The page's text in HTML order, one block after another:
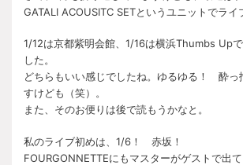
GATALI ACOUSITC SETというユニットでライ
1/12は京都紫明会館、1/16は横浜Thumbs Up
した。
どちらもいい感じでしたね。ゆるゆる！ 酔っ
すけども（笑）。
また、そのお便りは後で読もうかなと。
私のライブ初めは、1/6！ 赤坂！
FOURGONNETTEにもマスターがゲストで出